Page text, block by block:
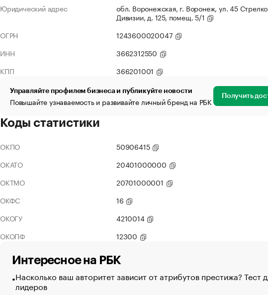
Юридический адрес
обл. Воронежская, г. Воронеж, ул. 45
Дивизии, д. 125, помещ. 5/1
ОГРН
1243600020047
ИНН
3662312550
КПП
366201001
Управляйте профилем бизнеса и публикуйте новости
Повышайте узнаваемость и развивайте личный бренд на РБК Получить
Коды статистики
ОКПО
50906415
ОКАТО
20401000000
ОКТМО
20701000001
ОКФС
16
ОКОГУ
4210014
ОКОПФ
12300
Интересное на РБК
Насколько ваш авторитет зависит от атрибутов престижа? Тест
лидеров